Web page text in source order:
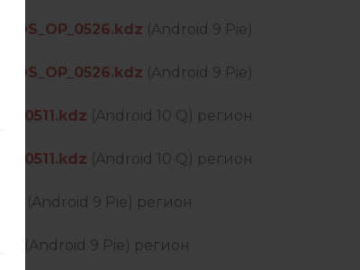
(Android 9 Pie)
(Android 9 Pie)
(Android 10 Q) регион
(Android 10 Q) регион
(Android 9 Pie) регион
(Android 9 Pie) регион